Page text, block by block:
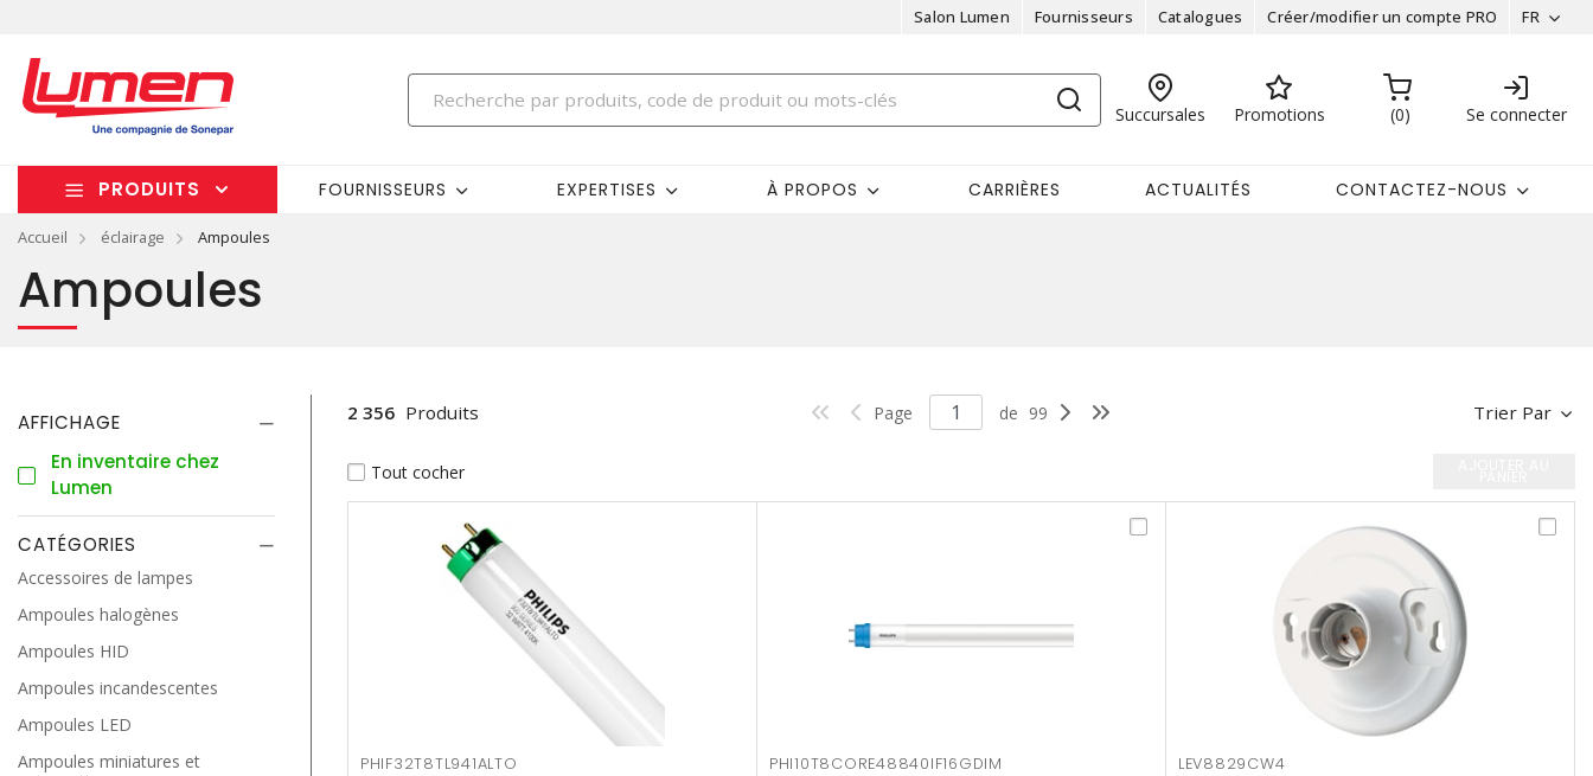
Salon Lumen Fournisseurs Catalogues Créer/modifier un compte PRO FR
Succursales Promotions 0 Se connecter
PRODUITS FOURNISSEURS EXPERTISES À PROPOS CARRIÈRES ACTUALITÉS CONTACTEZ-NOUS
Accueil éclairage Ampoules
Ampoules
AFFICHAGE
En inventaire chez
Lumen
CATÉGORIES
Accessoires de lampes
Ampoules halogènes
Ampoules HID
Ampoules incandescentes
Ampoules LED
Ampoules miniatures et
Trier Par
2 356 Produits Page de 99
Tout cocher
PHIF32T8TL941ALTO
PHI10T8CORE48840IF16GDIM
LEV8829CW4